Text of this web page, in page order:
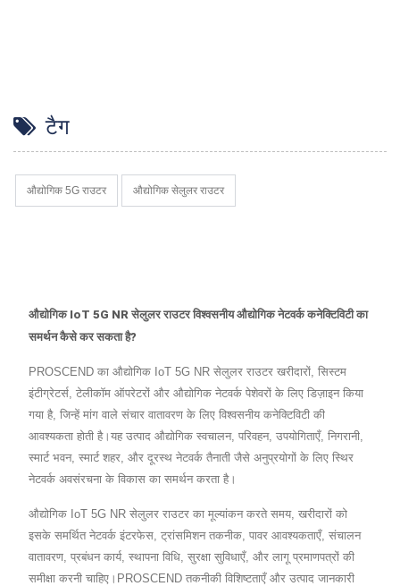
टैग
औद्योगिक 5G राउटर औद्योगिक सेलुलर राउटर
औद्योगिक IoT 5G NR सेलुलर राउटर विश्वसनीय औद्योगिक नेटवर्क कनेक्टिविटी का
समर्थन कैसे कर सकता है?
PROSCEND का औद्योगिक IoT 5G NR सेलुलर राउटर खरीदारों, सिस्टम
इंटीग्रेटर्स, टेलीकॉम ऑपरेटरों और औद्योगिक नेटवर्क पेशेवरों के लिए डिज़ाइन किया
गया है, जिन्हें मांग वाले संचार वातावरण के लिए विश्वसनीय कनेक्टिविटी की
आवश्यकता होती है।यह उत्पाद औद्योगिक स्वचालन, परिवहन, उपयोगिताएँ, निगरानी,
स्मार्ट भवन, स्मार्ट शहर, और दूरस्थ नेटवर्क तैनाती जैसे अनुप्रयोगों के लिए स्थिर
नेटवर्क अवसंरचना के विकास का समर्थन करता है।
औद्योगिक IoT 5G NR सेलुलर राउटर का मूल्यांकन करते समय, खरीदारों को
इसके समर्थित नेटवर्क इंटरफेस, ट्रांसमिशन तकनीक, पावर आवश्यकताएँ, संचालन
वातावरण, प्रबंधन कार्य, स्थापना विधि, सुरक्षा सुविधाएँ, और लागू प्रमाणपत्रों की
समीक्षा करनी चाहिए।PROSCEND तकनीकी विशिष्टताएँ और उत्पाद जानकारी